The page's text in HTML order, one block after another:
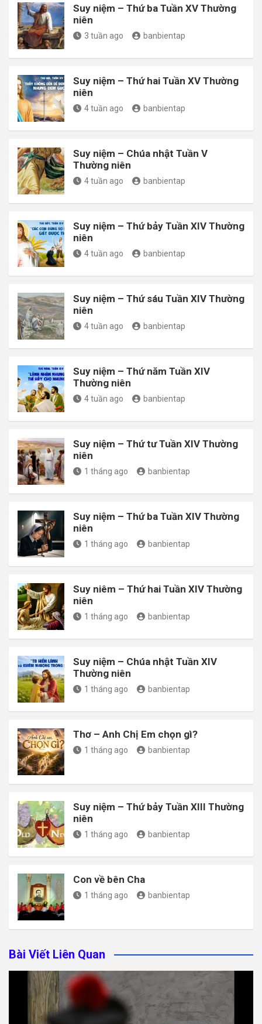
Suy niệm – Thứ ba Tuần XV Thường
niên
3 tuần ago banbientap
Suy niệm – Thứ hai Tuần XV Thường
niên
4 tuần ago banbientap
Suy niệm – Chúa nhật Tuần V
Thường niên
4 tuần ago banbientap
Suy niệm – Thứ bảy Tuần XIV Thường
niên
4 tuần ago banbientap
Suy niệm – Thứ sáu Tuần XIV Thường
niên
4 tuần ago banbientap
Suy niệm – Thứ năm Tuần XIV
Thường niên
4 tuần ago banbientap
Suy niệm – Thứ tư Tuần XIV Thường
niên
1 tháng ago banbientap
Suy niệm – Thứ ba Tuần XIV Thường
niên
1 tháng ago banbientap
Suy niêm – Thứ hai Tuần XIV Thường
niên
1 tháng ago banbientap
Suy niệm – Chúa nhật Tuần XIV
Thường niên
1 tháng ago banbientap
Thơ – Anh Chị Em chọn gì?
1 tháng ago banbientap
Suy niệm – Thứ bảy Tuần XIII Thường
niên
1 tháng ago banbientap
Con về bên Cha
1 tháng ago banbientap
Bài Viết Liên Quan